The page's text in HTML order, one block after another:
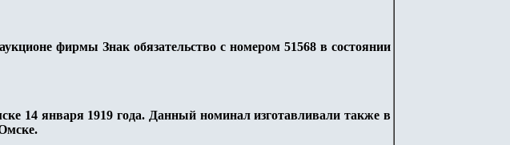
фирмы Знак обязательство с номером 51568 в состоянии
14 января 1919 года. Данный номинал изготавливали также в